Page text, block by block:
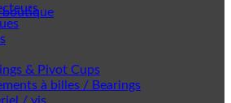
boutique
& Pivot Cups
à billes / Bearings